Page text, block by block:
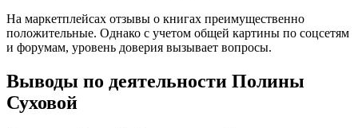
На маркетплейсах отзывы о книгах преимущественно
положительные. Однако с учетом общей картины по соцсетям
и форумам, уровень доверия вызывает вопросы.
Выводы по деятельности Полины
Суховой